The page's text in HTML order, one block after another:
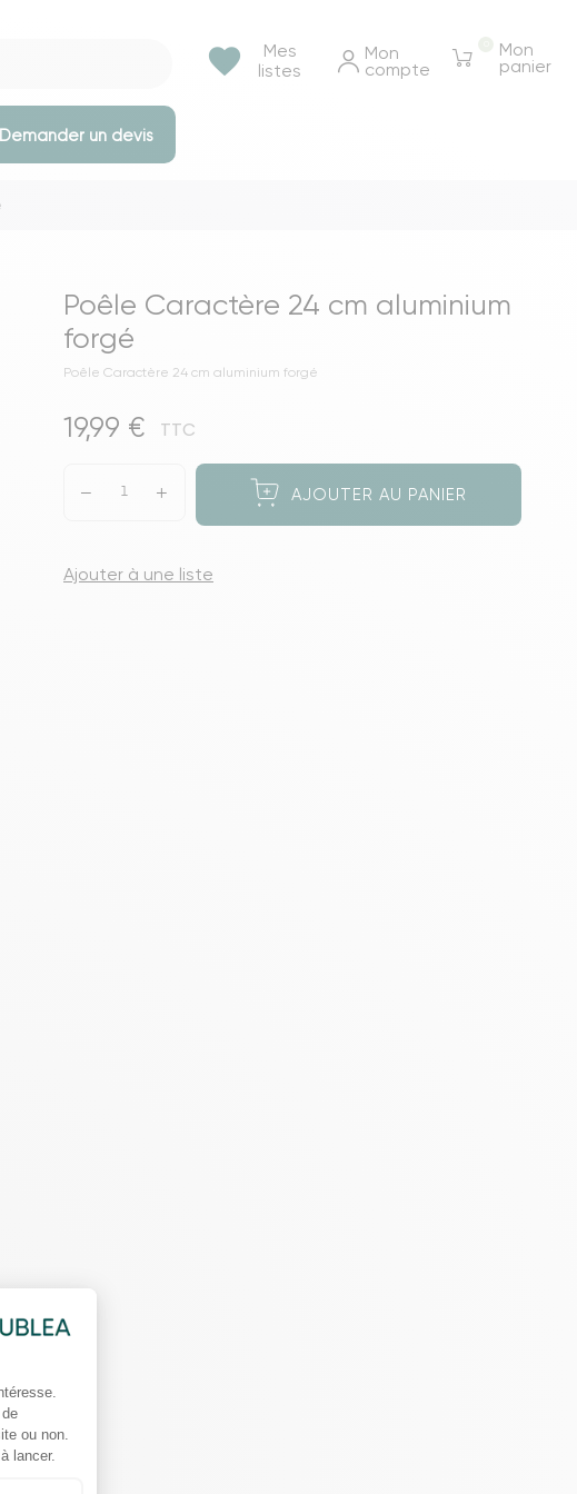
Mes
listes
favorite Mon
compte
Mon
panier
Commodes
Voir tous les meubles de rangements
Tables basse & appoints
Demander un devis
Poêle Caractère 24 cm aluminium
forgé
Poêle Caractère 24 cm aluminium forgé
19,99 € TTC
AJOUTER AU PANIER
Ajouter à une liste